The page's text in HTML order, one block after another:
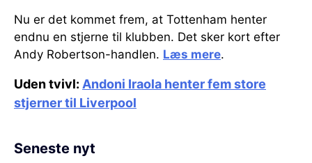
Nu er det kommet frem, at Tottenham henter
endnu en stjerne til klubben. Det sker kort efter
Andy Robertson-handlen. Læs mere.
Uden tvivl: Andoni Iraola henter fem store
stjerner til Liverpool
Seneste nyt